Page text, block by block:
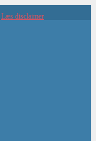
Læs disclaimer